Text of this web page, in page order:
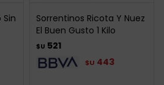
Sorrentinos Ricota Y Nuez
El Buen Gusto 1 Kilo
$U 521
$U 443